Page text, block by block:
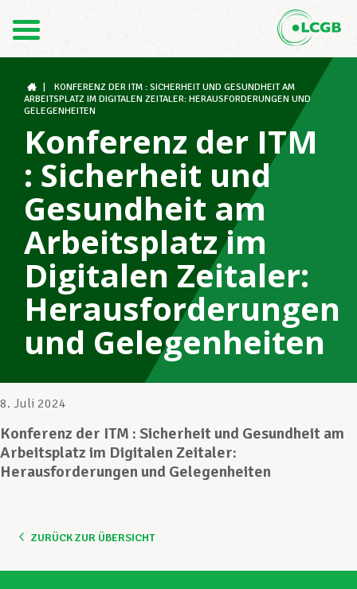
FR
Der LCGB
Gewerkschaftsstrukturen
Unterstützung im Arbeitsalltag
Ihre Rechte
Berufliche Weiterentwicklung
KONFERENZ DER ITM : SICHERHEIT UND GESUNDHEIT AM
ARBEITSPLATZ IM DIGITALEN ZEITALER: HERAUSFORDERUNGEN UND
GELEGENHEITEN
Konferenz der ITM
: Sicherheit und
Gesundheit am
Arbeitsplatz im
Digitalen Zeitaler:
Herausforderungen
und Gelegenheiten
8. Juli 2024
Konferenz der ITM : Sicherheit und Gesundheit am
Arbeitsplatz im Digitalen Zeitaler:
Herausforderungen und Gelegenheiten
ZURÜCK ZUR ÜBERSICHT